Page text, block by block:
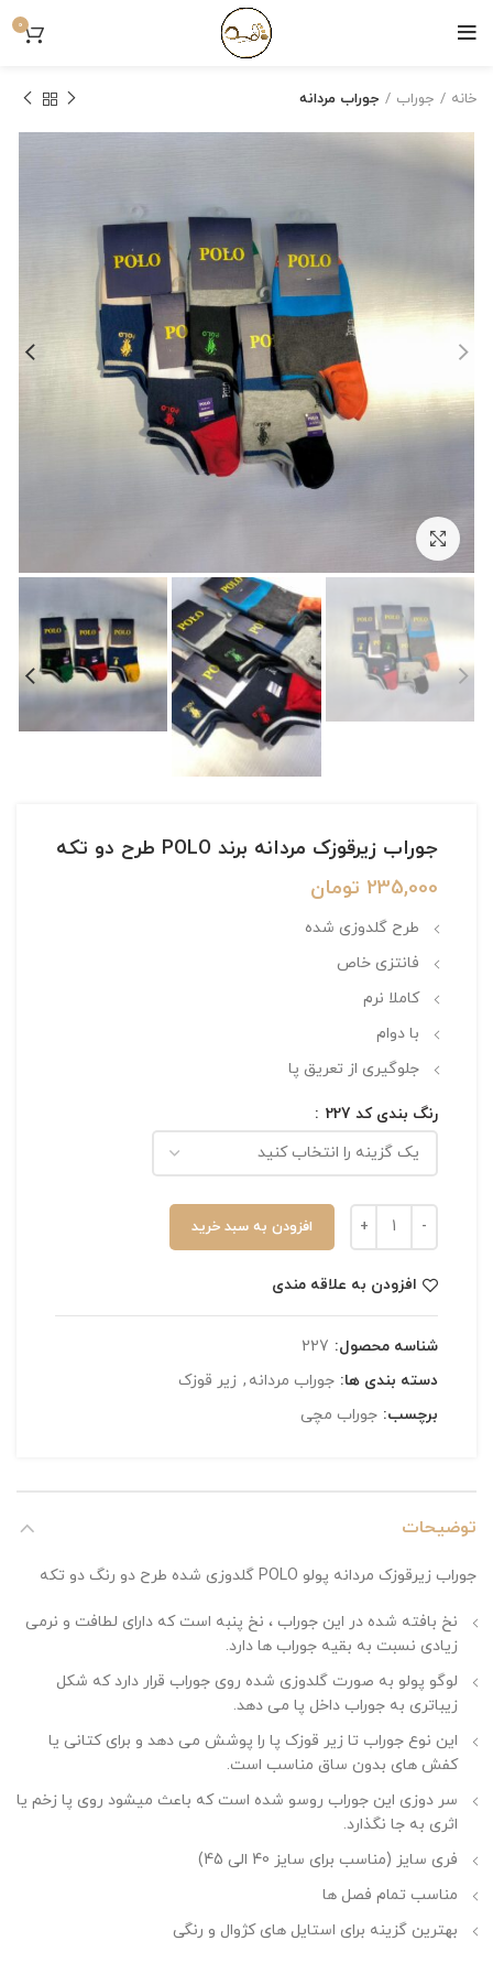
0
خانه جوراب جوراب مردانه
جوراب زیرقوزک مردانه برند POLO طرح دو تکه
235,000 تومان
طرح گلدوزی شده
فانتزی خاص
کاملا نرم
با دوام
جلوگیری از تعریق پا
رنگ بندی کد 227
افزودن به سبد خرید
افزودن به علاقه مندی
شناسه محصول: 227
دسته بندی ها: جوراب مردانه , زیر قوزک
برچسب: جوراب مچی
توضیحات
جوراب زیرقوزک مردانه پولو POLO گلدوزی شده طرح دو رنگ دو تکه
نخ بافته شده در این جوراب ، نخ پنبه است که دارای لطافت و نرمی
زیادی نسبت به بقیه جوراب ها دارد.
لوگو پولو به صورت گلدوزی شده روی جوراب قرار دارد که شکل
زیباتری به جوراب داخل پا می دهد.
این نوع جوراب تا زیر قوزک پا را پوشش می دهد و برای کتانی یا
کفش های بدون ساق مناسب است.
سر دوزی این جوراب روسو شده است که باعث میشود روی پا زخم یا
اثری به جا نگذارد.
فری سایز (مناسب برای سایز 40 الی 45)
مناسب تمام فصل ها
بهترین گزینه برای استایل های کژوال و رنگی